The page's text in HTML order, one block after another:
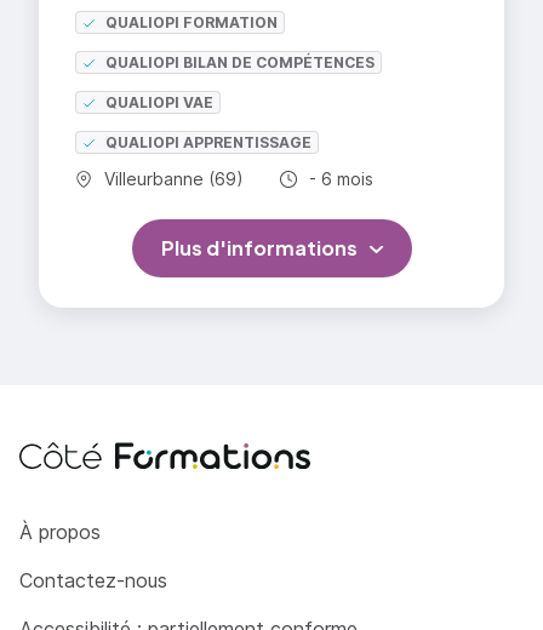
QUALIOPI FORMATION
QUALIOPI BILAN DE COMPÉTENCES
QUALIOPI VAE
QUALIOPI APPRENTISSAGE
Commune :
Villeurbanne (69) Durée totale :
- 6 mois
Plus d'informations
Côté Formations
À propos
Contactez-nous